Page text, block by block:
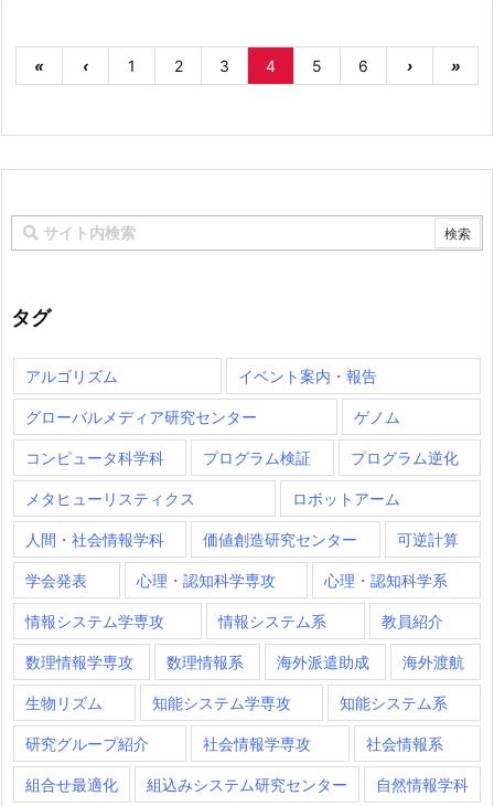
« ‹ 1 2 3 4 5 6 › »
タグ
アルゴリズム イベント案内・報告
グローバルメディア研究センター ゲノム
コンピュータ科学科 プログラム検証 プログラム逆化
メタヒューリスティクス ロボットアーム
人間・社会情報学科 価値創造研究センター 可逆計算
学会発表 心理・認知科学専攻 心理・認知科学系
情報システム学専攻 情報システム系 教員紹介
数理情報学専攻 数理情報系 海外派遣助成 海外渡航
生物リズム 知能システム学専攻 知能システム系
研究グループ紹介 社会情報学専攻 社会情報系
組合せ最適化 組込みシステム研究センター 自然情報学科